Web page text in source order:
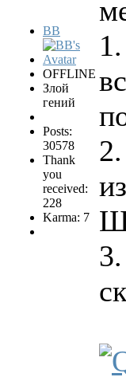
BB
OFFLINE
Злой
гений
Posts:
30578
Thank
you
received:
228
Karma: 7